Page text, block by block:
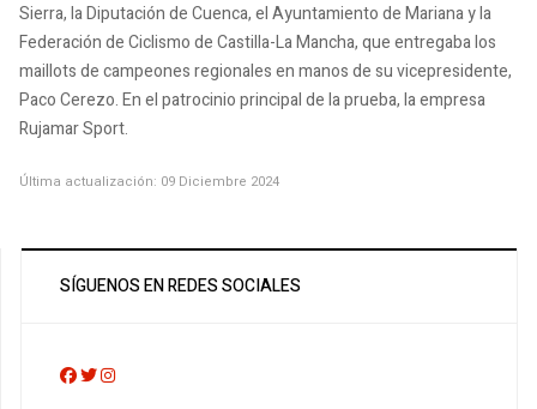
Sierra, la Diputación de Cuenca, el Ayuntamiento de Mariana y la
Federación de Ciclismo de Castilla-La Mancha, que entregaba los
maillots de campeones regionales en manos de su vicepresidente,
Paco Cerezo. En el patrocinio principal de la prueba, la empresa
Rujamar Sport.
Última actualización: 09 Diciembre 2024
SÍGUENOS EN REDES SOCIALES